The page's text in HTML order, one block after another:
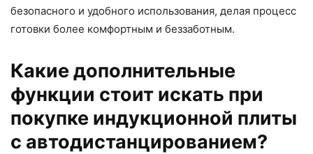
безопасного и удобного использования, делая процесс
готовки более комфортным и беззаботным.
Какие дополнительные
функции стоит искать при
покупке индукционной плиты
с автодистанцированием?